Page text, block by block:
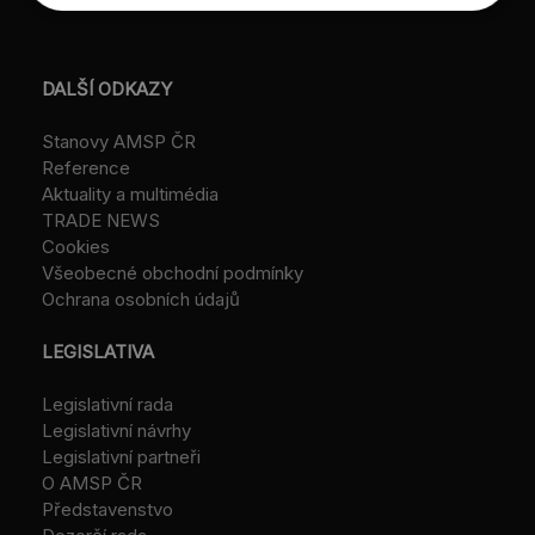
DALŠÍ ODKAZY
Stanovy AMSP ČR
Reference
Aktuality a multimédia
TRADE NEWS
Cookies
Všeobecné obchodní podmínky
Ochrana osobních údajů
LEGISLATIVA
Legislativní rada
Legislativní návrhy
Legislativní partneři
O AMSP ČR
Představenstvo